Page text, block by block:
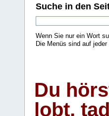
Suche in den
Wenn Sie nur ein Wort
Die Menüs sind auf
Du
lobt,